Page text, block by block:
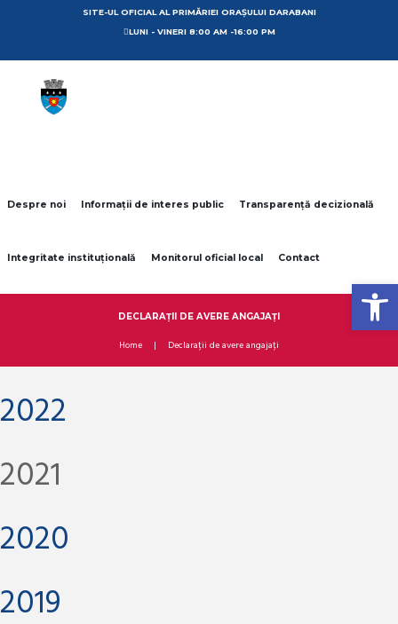
SITE-UL OFICIAL AL PRIMĂRIEI ORAȘULUI DARABANI
LUNI - VINERI 8:00 AM -16:00 PM
Despre noi Informații de interes public Transparență decizională
Integritate instituțională Monitorul oficial local Contact
DECLARAȚII DE AVERE ANGAJAȚI
Home Declarații de avere angajați
2022
2021
2020
2019
Open toolbar